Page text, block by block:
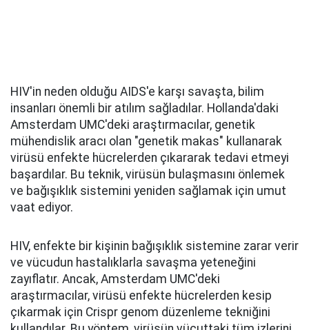
HIV'in neden olduğu AIDS'e karşı savaşta, bilim
insanları önemli bir atılım sağladılar. Hollanda'daki
Amsterdam UMC'deki araştırmacılar, genetik
mühendislik aracı olan "genetik makas" kullanarak
virüsü enfekte hücrelerden çıkararak tedavi etmeyi
başardılar. Bu teknik, virüsün bulaşmasını önlemek
ve bağışıklık sistemini yeniden sağlamak için umut
vaat ediyor.
HIV, enfekte bir kişinin bağışıklık sistemine zarar verir
ve vücudun hastalıklarla savaşma yeteneğini
zayıflatır. Ancak, Amsterdam UMC'deki
araştırmacılar, virüsü enfekte hücrelerden kesip
çıkarmak için Crispr genom düzenleme tekniğini